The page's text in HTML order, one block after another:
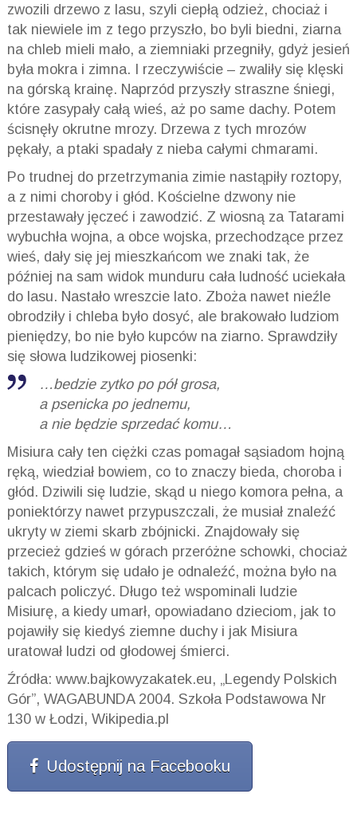
zwozili drzewo z lasu, szyli ciepłą odzież, chociaż i
tak niewiele im z tego przyszło, bo byli biedni, ziarna
na chleb mieli mało, a ziemniaki przegniły, gdyż jesień
była mokra i zimna. I rzeczywiście – zwaliły się klęski
na górską krainę. Naprzód przyszły straszne śniegi,
które zasypały całą wieś, aż po same dachy. Potem
ścisnęły okrutne mrozy. Drzewa z tych mrozów
pękały, a ptaki spadały z nieba całymi chmarami.
Po trudnej do przetrzymania zimie nastąpiły roztopy,
a z nimi choroby i głód. Kościelne dzwony nie
przestawały jęczeć i zawodzić. Z wiosną za Tatarami
wybuchła wojna, a obce wojska, przechodzące przez
wieś, dały się jej mieszkańcom we znaki tak, że
później na sam widok munduru cała ludność uciekała
do lasu. Nastało wreszcie lato. Zboża nawet nieźle
obrodziły i chleba było dosyć, ale brakowało ludziom
pieniędzy, bo nie było kupców na ziarno. Sprawdziły
się słowa ludzikowej piosenki:
…bedzie zytko po pół grosa,
a psenicka po jednemu,
a nie będzie sprzedać komu…
Misiura cały ten ciężki czas pomagał sąsiadom hojną
ręką, wiedział bowiem, co to znaczy bieda, choroba i
głód. Dziwili się ludzie, skąd u niego komora pełna, a
poniektórzy nawet przypuszczali, że musiał znaleźć
ukryty w ziemi skarb zbójnicki. Znajdowały się
przecież gdzieś w górach przeróżne schowki, chociaż
takich, którym się udało je odnaleźć, można było na
palcach policzyć. Długo też wspominali ludzie
Misiurę, a kiedy umarł, opowiadano dzieciom, jak to
pojawiły się kiedyś ziemne duchy i jak Misiura
uratował ludzi od głodowej śmierci.
Źródła: www.bajkowyzakatek.eu, „Legendy Polskich
Gór”, WAGABUNDA 2004. Szkoła Podstawowa Nr
130 w Łodzi, Wikipedia.pl
Udostępnij na Facebooku